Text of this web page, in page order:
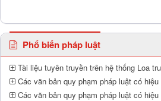
Phổ biến pháp luật
Tài liệu tuyên truyền trên hệ thống Loa
Các văn bản quy phạm pháp luật có
Các văn bản quy phạm pháp luật có